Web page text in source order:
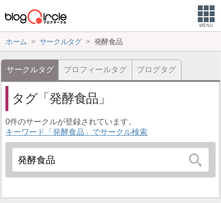
MENU
ホーム サークルタグ 発酵食品
サークルタグ プロフィールタグ ブログタグ
タグ 発酵食品
0件のサークルが登録されています。
キーワード「発酵食品」でサークル検索